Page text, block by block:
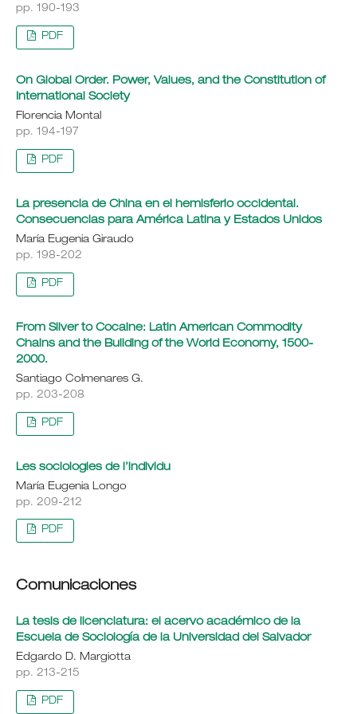
pp. 190-193
PDF
On Global Order. Power, Values, and the Constitution of
International Society
Florencia Montal
pp. 194-197
PDF
La presencia de China en el hemisferio occidental.
Consecuencias para América Latina y Estados Unidos
María Eugenia Giraudo
pp. 198-202
PDF
From Silver to Cocaine: Latin American Commodity
Chains and the Building of the World Economy, 1500-
2000.
Santiago Colmenares G.
pp. 203-208
PDF
Les sociologies de l’individu
María Eugenia Longo
pp. 209-212
PDF
Comunicaciones
La tesis de licenciatura: el acervo académico de la
Escuela de Sociología de la Universidad del Salvador
Edgardo D. Margiotta
pp. 213-215
PDF